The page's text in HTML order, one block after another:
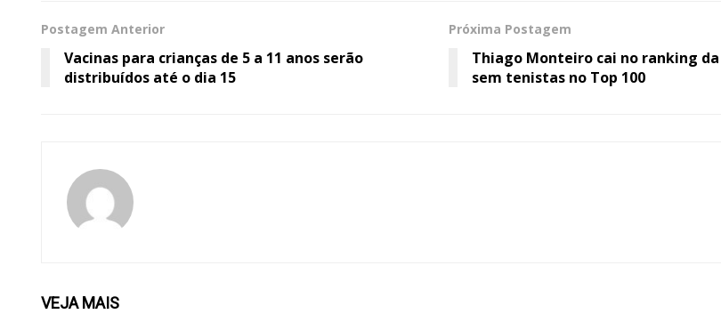
Postagem Anterior
Vacinas para crianças de 5 a 11 anos serão
distribuídos até o dia 15
Próxima Postagem
Thiago Monteiro cai no ranking da
sem tenistas no Top 100
VEJAMAIS